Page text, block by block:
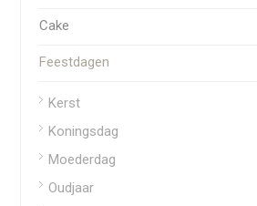
Cake
Feestdagen
Kerst
Koningsdag
Moederdag
Oudjaar